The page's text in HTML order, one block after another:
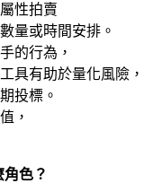
性拍賣
量或時間安排。
的行為，
具有助於量化風險，
投標。
，
色？